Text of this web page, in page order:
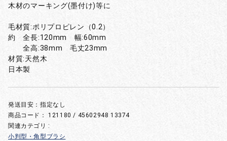
木材のマーキング(墨付け)等に
毛材質:ポリプロピレン（0.2）
約 全長:120mm 幅:60mm
全高:38mm 毛丈23mm
材質:天然木
日本製
発送目安：指定なし
商品コード：121180 / 45602948 13374
関連カテゴリ :
小判型・角型ブラシ